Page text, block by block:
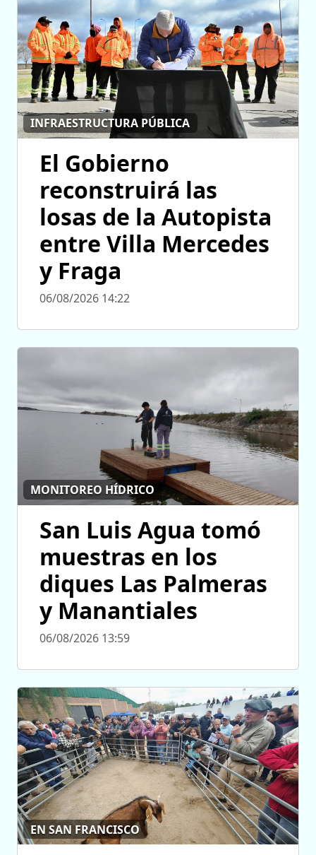
INFRAESTRUCTURA PÚBLICA
El Gobierno
reconstruirá las
losas de la Autopista
entre Villa Mercedes
y Fraga
06/08/2026 14:22
MONITOREO HÍDRICO
San Luis Agua tomó
muestras en los
diques Las Palmeras
y Manantiales
06/08/2026 13:59
EN SAN FRANCISCO